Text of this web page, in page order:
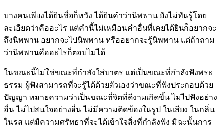
บางคนเพียงได้ยินชื่อก็หวัง ได้ยินคำว่านิพพาน ยังไม่ทันรู้โดย
ละเอียดว่าคืออะไร แต่คำนี้ไม่เหมือนคำอื่นที่เคยได้ยินก็อยากจะ
ถึงนิพพาน อยากจะไปนิพพาน หรืออยากจะรู้นิพพาน แต่ถ้าถาม
ว่านิพพานคืออะไรก็ตอบไม่ได้
ในขณะนี้ไม่ใช่ขณะที่กำลังใส่บาตร แต่เป็นขณะที่กำลังฟังพระ
ธรรม ผู้ฟังสามารถที่จะรู้ได้ด้วยตัวเองว่าขณะที่ฟังประกอบด้วย
ปัญญา หมายความว่าเป็นขณะที่จิตที่ดีงามเกิดขึ้น ไม่ไปฟังอย่าง
อื่น ไม่ไปสนใจอย่างอื่น ไม่มีความติดข้องในรูป ในเสียง ในกลิ่น
ในรส แต่มีความศรัทธาที่จะได้เข้าใจสิ่งที่กำลังฟัง มิฉะนั้นการ